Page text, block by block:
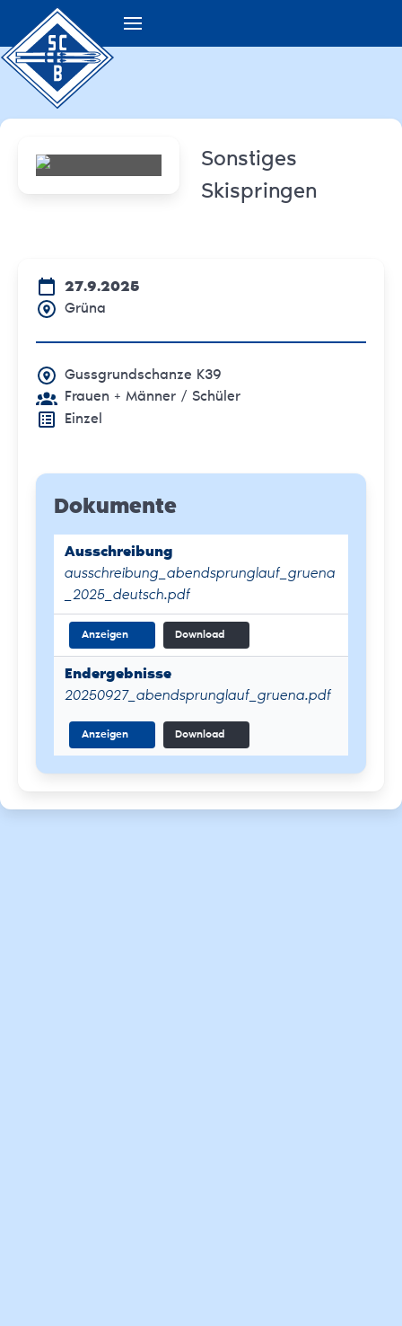
Sonstiges
Skispringen
27.9.2025
Grüna
Gussgrundschanze K39
Frauen + Männer / Schüler
Einzel
Dokumente
Ausschreibung
ausschreibung_abendsprunglauf_gruena
_2025_deutsch.pdf
Anzeigen Download
Endergebnisse
20250927_abendsprunglauf_gruena.pdf
Anzeigen Download